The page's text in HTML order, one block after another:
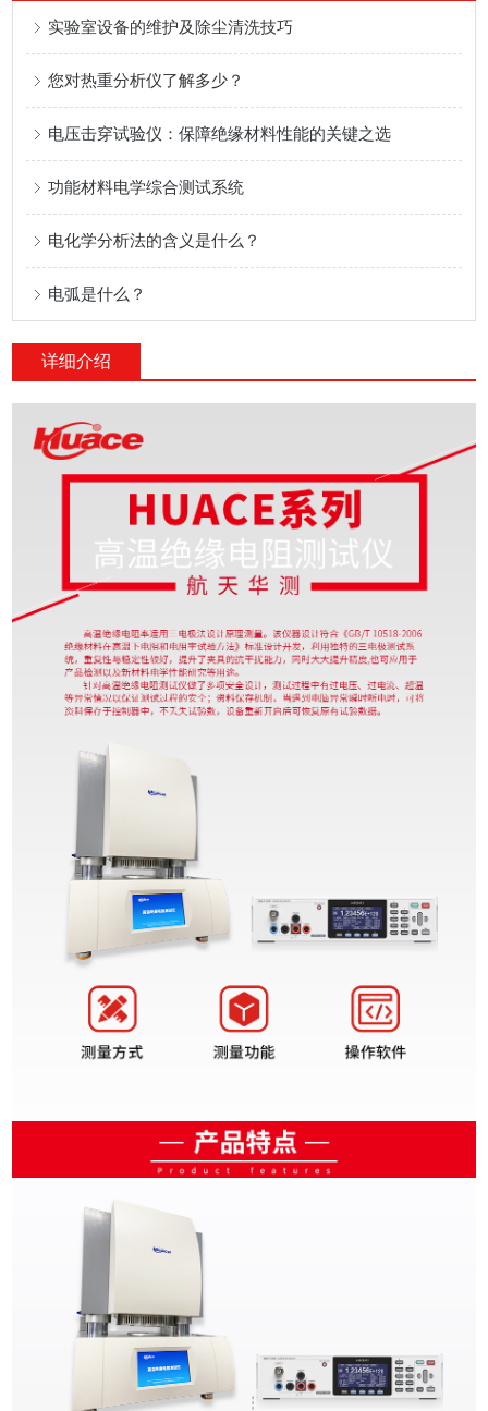
实验室设备的维护及除尘清洗技巧
您对热重分析仪了解多少？
电压击穿试验仪：保障绝缘材料性能的关键之选
功能材料电学综合测试系统
电化学分析法的含义是什么？
电弧是什么？
详细介绍